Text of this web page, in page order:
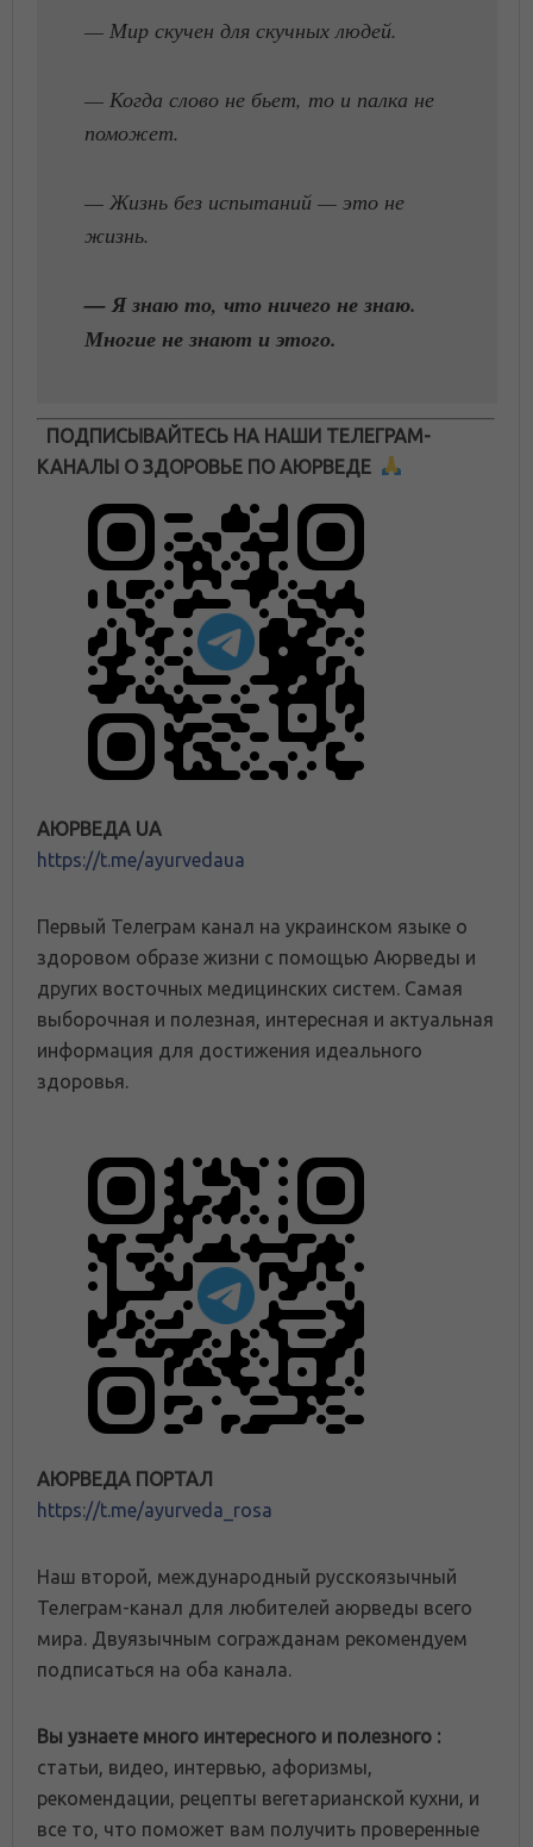
— Мир скучен для скучных людей.
— Когда слово не бьет, то и палка не
поможет.
— Жизнь без испытаний — это не
жизнь.
— Я знаю то, что ничего не знаю.
Многие не знают и этого.
ПОДПИСЫВАЙТЕСЬ НА НАШИ ТЕЛЕГРАМ-
КАНАЛЫ О ЗДОРОВЬЕ ПО АЮРВЕДЕ
АЮРВЕДА UA
https://t.me/ayurvedaua
Первый Телеграм канал на украинском языке о
здоровом образе жизни с помощью Аюрведы и
других восточных медицинских систем. Самая
выборочная и полезная, интересная и актуальная
информация для достижения идеального
здоровья.
АЮРВЕДА ПОРТАЛ
https://t.me/ayurveda_rosa
Наш второй, международный русскоязычный
Телеграм-канал для любителей аюрведы всего
мира. Двуязычным согражданам рекомендуем
подписаться на оба канала.
Вы узнаете много интересного и полезного :
статьи, видео, интервью, афоризмы,
рекомендации, рецепты вегетарианской кухни, и
все то, что поможет вам получить проверенные